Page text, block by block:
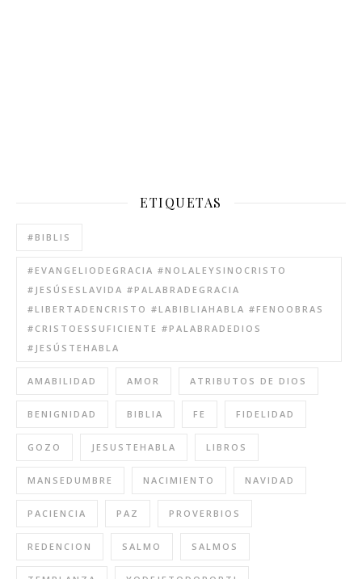
ETIQUETAS
#BIBLIS
#EVANGELIODEGRACIA #NOLALEYSINOCRISTO
#JESÚSESLAVIDA #PALABRADEGRACIA
#LIBERTADENCRISTO #LABIBLIAHABLA #FENOOBRAS
#CRISTOESSUFICIENTE #PALABRADEDIOS
#JESÚSTEHABLA
AMABILIDAD AMOR ATRIBUTOS DE DIOS
BENIGNIDAD BIBLIA FE FIDELIDAD
GOZO JESUSTEHABLA LIBROS
MANSEDUMBRE NACIMIENTO NAVIDAD
PACIENCIA PAZ PROVERBIOS
REDENCION SALMO SALMOS